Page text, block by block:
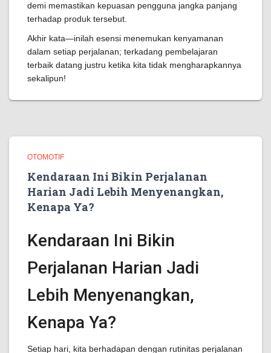
demi memastikan kepuasan pengguna jangka panjang
terhadap produk tersebut.
Akhir kata—inilah esensi menemukan kenyamanan
dalam setiap perjalanan; terkadang pembelajaran
terbaik datang justru ketika kita tidak mengharapkannya
sekalipun!
OTOMOTIF
Kendaraan Ini Bikin Perjalanan
Harian Jadi Lebih Menyenangkan,
Kenapa Ya?
Kendaraan Ini Bikin
Perjalanan Harian Jadi
Lebih Menyenangkan,
Kenapa Ya?
Setiap hari, kita berhadapan dengan rutinitas perjalanan